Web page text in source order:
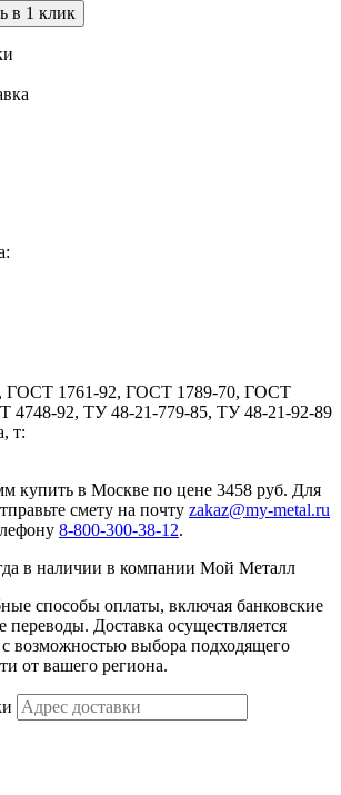
в 1 клик
ГОСТ 1761-92, ГОСТ 1789-70, ГОСТ
4748-92, ТУ 48-21-779-85, ТУ 48-21-92-89
т:
купить в Москве по цене 3458 руб. Для
смету на почту zakaz@my-metal.ru
8-800-300-38-12.
в наличии в компании Мой Металл
способы оплаты, включая банковские
переводы. Доставка осуществляется
возможностью выбора подходящего
от вашего региона.